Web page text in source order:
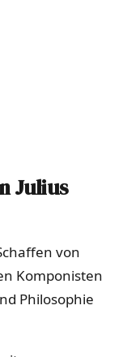
Julius
von
Komponisten
Philosophie